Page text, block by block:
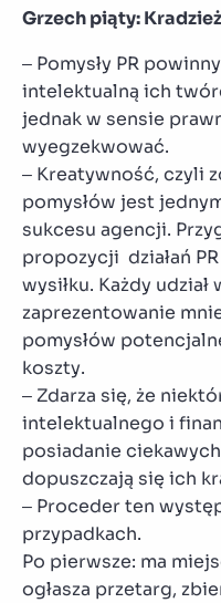
Grzech piąty:
– Pomysły PR
intelektualną ich
jednak w sensie
wyegzekwować.
– Kreatywność, czyli
pomysłów jest
sukcesu agencji.
propozycji działań
wysiłku. Każdy
zaprezentowanie
pomysłów
koszty.
– Zdarza się, że
intelektualnego i
posiadanie ciekawych
dopuszczają się ich
– Proceder ten
przypadkach.
Po pierwsze: ma
ogłasza przetarg,